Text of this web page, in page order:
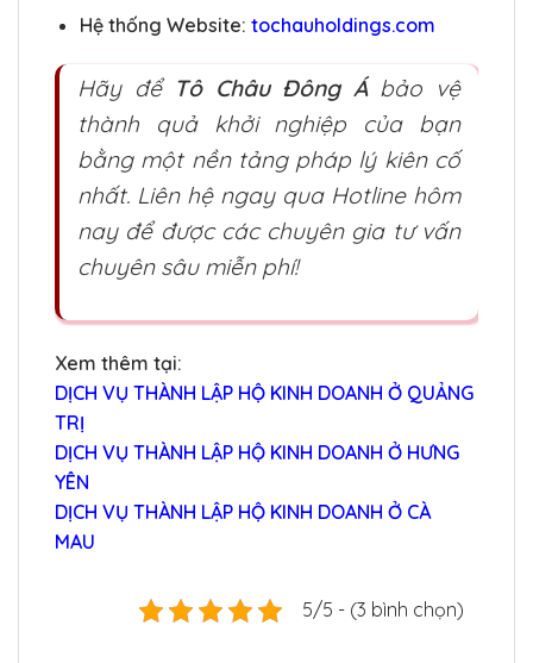
Hệ thống Website: tochauholdings.com
Hãy để Tô Châu Đông Ábảo vệ
thành quả khởi nghiệp của bạn
bằng một nền tảng pháp lý kiên cố
nhất. Liên hệ ngay qua Hotline hôm
nay để được các chuyên gia tư vấn
chuyên sâu miễn phí!
Xem thêm tại:
DỊCH VỤ THÀNH LẬP HỘ KINH DOANH Ở QUẢNG
TRỊ
DỊCH VỤ THÀNH LẬP HỘ KINH DOANH Ở HƯNG
YÊN
DỊCH VỤ THÀNH LẬP HỘ KINH DOANH Ở CÀ
MAU
5/5 - (3 bình chọn)